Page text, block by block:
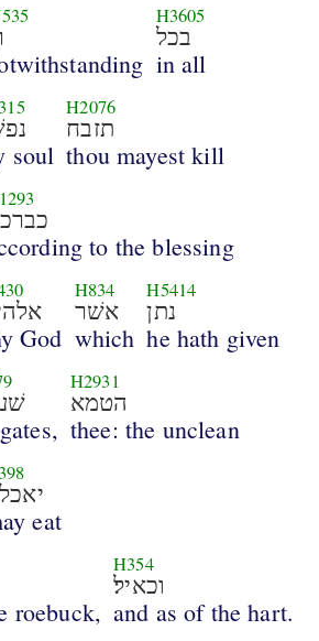
H3605
בכל
in all
soul
H2076
תזבח
thou mayest kill
to the blessing
God
H834
אשׁר
which
H5414
נתן
he hath given
H2931
הטמא
thee: the unclean
eat
roebuck,
H354
וכאיל׃
and as of the hart.